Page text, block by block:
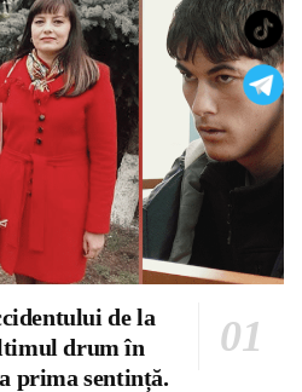
de la
drum în
prima sentință.